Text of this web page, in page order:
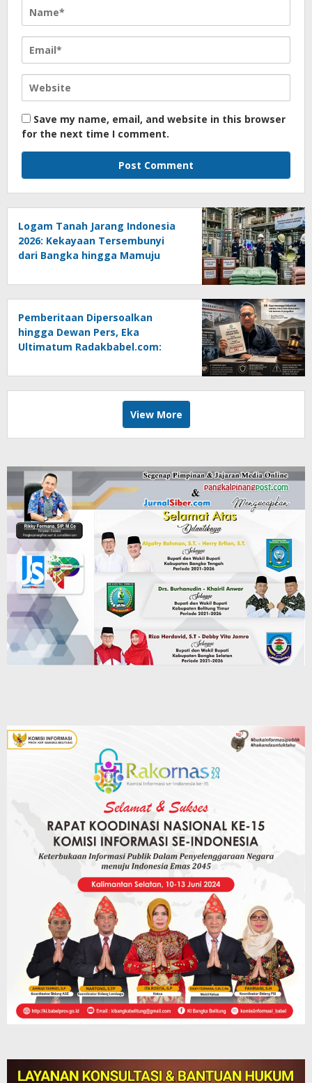
Save my name, email, and website in this browser
for the next time I comment.
Logam Tanah Jarang Indonesia
2026: Kekayaan Tersembunyi
dari Bangka hingga Mamuju
Pemberitaan Dipersoalkan
hingga Dewan Pers, Eka
Ultimatum Radakbabel.com:
Tempuh Jalur Hukum
View More